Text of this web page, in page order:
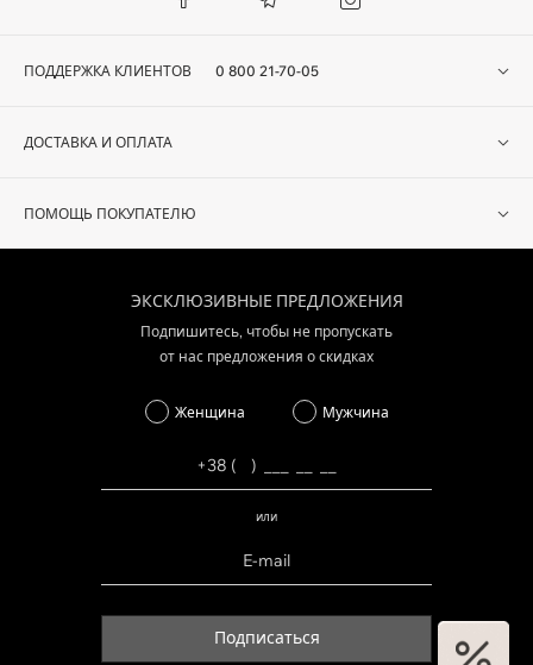
ПОДДЕРЖКА КЛИЕНТОВ 0 800 21-70-05
ДОСТАВКА И ОПЛАТА
ПОМОЩЬ ПОКУПАТЕЛЮ
ЭКСКЛЮЗИВНЫЕ ПРЕДЛОЖЕНИЯ
Подпишитесь, чтобы не пропускать
от нас предложения о скидках
Женщина Мужчина
или
Подписаться